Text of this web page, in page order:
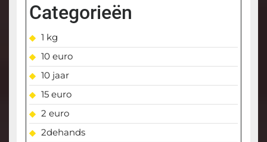
Categorieën
1 kg
10 euro
10 jaar
15 euro
2 euro
2dehands